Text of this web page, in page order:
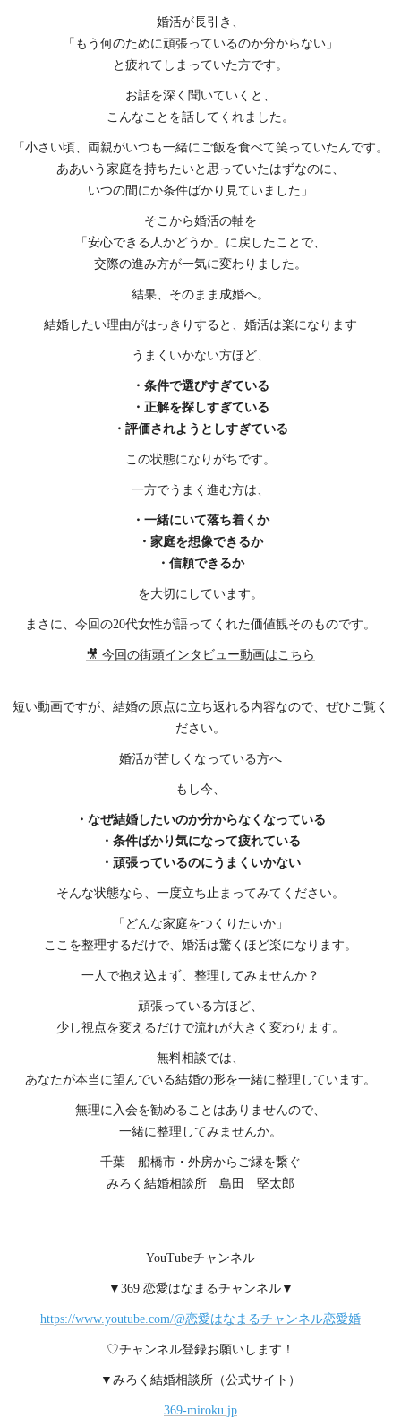
婚活が長引き、
「もう何のために頑張っているのか分からない」
と疲れてしまっていた方です。
お話を深く聞いていくと、
こんなことを話してくれました。
「小さい頃、両親がいつも一緒にご飯を食べて笑っていたんです。
ああいう家庭を持ちたいと思っていたはずなのに、
いつの間にか条件ばかり見ていました」
そこから婚活の軸を
「安心できる人かどうか」に戻したことで、
交際の進み方が一気に変わりました。
結果、そのまま成婚へ。
結婚したい理由がはっきりすると、婚活は楽になります
うまくいかない方ほど、
・条件で選びすぎている
・正解を探しすぎている
・評価されようとしすぎている
この状態になりがちです。
一方でうまく進む方は、
・一緒にいて落ち着くか
・家庭を想像できるか
・信頼できるか
を大切にしています。
まさに、今回の20代女性が語ってくれた価値観そのものです。
🎥 今回の街頭インタビュー動画はこちら
短い動画ですが、結婚の原点に立ち返れる内容なので、ぜひご覧く
ださい。
婚活が苦しくなっている方へ
もし今、
・なぜ結婚したいのか分からなくなっている
・条件ばかり気になって疲れている
・頑張っているのにうまくいかない
そんな状態なら、一度立ち止まってみてください。
「どんな家庭をつくりたいか」
ここを整理するだけで、婚活は驚くほど楽になります。
一人で抱え込まず、整理してみませんか？
頑張っている方ほど、
少し視点を変えるだけで流れが大きく変わります。
無料相談では、
あなたが本当に望んでいる結婚の形を一緒に整理しています。
無理に入会を勧めることはありませんので、
一緒に整理してみませんか。
千葉 船橋市・外房からご縁を繋ぐ
みろく結婚相談所 島田 堅太郎
YouTubeチャンネル
▼369 恋愛はなまるチャンネル▼
https://www.youtube.com/@恋愛はなまるチャンネル恋愛婚
♡チャンネル登録お願いします！
▼みろく結婚相談所（公式サイト）
369-miroku.jp